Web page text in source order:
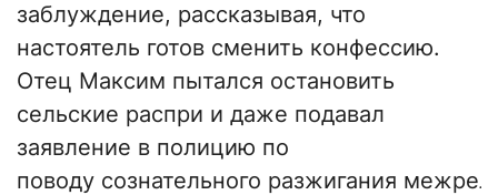
заблуждение, рассказывая, что
настоятель готов сменить конфессию.
Отец Максим пытался остановить
сельские распри и даже подавал
заявление в полицию по
поводу сознательного разжигания